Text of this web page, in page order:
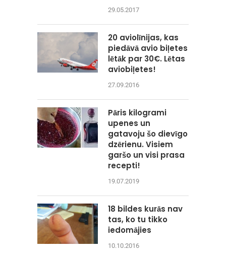
29.05.2017
20 aviolīnijas, kas
piedāvā avio biļetes
lētāk par 30€. Lētas
aviobiļetes!
27.09.2016
Pāris kilogrami
upenes un
gatavoju šo dievīgo
dzērienu. Visiem
garšo un visi prasa
recepti!
19.07.2019
18 bildes kurās nav
tas, ko tu tikko
iedomājies
10.10.2016